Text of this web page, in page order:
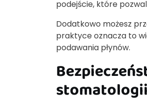
podejście, które
Dodatkowo możesz
praktyce oznacza to
podawania płynów.
stomatologii